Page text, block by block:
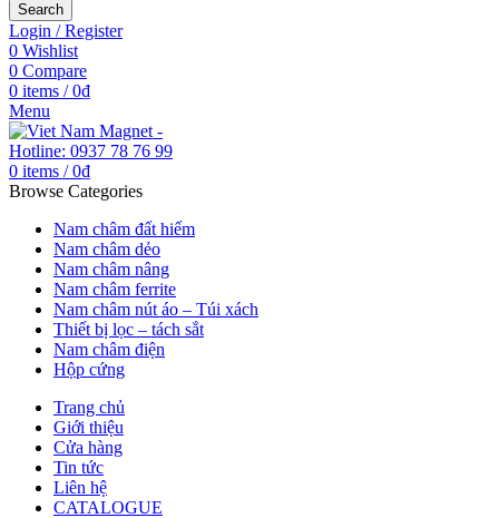
Search
Login / Register
0 Wishlist
0 Compare
0 items / 0₫
Menu
0 items / 0₫
Browse Categories
Nam châm đất hiếm
Nam châm dẻo
Nam châm nâng
Nam châm ferrite
Nam châm nút áo – Túi xách
Thiết bị lọc – tách sắt
Nam châm điện
Hộp cứng
Trang chủ
Giới thiệu
Cửa hàng
Tin tức
Liên hệ
CATALOGUE